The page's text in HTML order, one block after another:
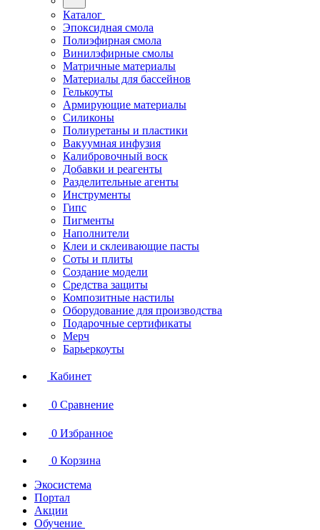
Каталог
Эпоксидная смола
Полиэфирная смола
Винилэфирные смолы
Матричные материалы
Материалы для бассейнов
Гелькоуты
Армирующие материалы
Силиконы
Полиуретаны и пластики
Вакуумная инфузия
Калибровочный воск
Добавки и реагенты
Разделительные агенты
Инструменты
Гипс
Пигменты
Наполнители
Клеи и склеивающие пасты
Соты и плиты
Создание модели
Средства защиты
Композитные настилы
Оборудование для производства
Подарочные сертификаты
Мерч
Барьеркоуты
Кабинет
0 Сравнение
0 Избранное
0 Корзина
Экосистема
Портал
Акции
Обучение